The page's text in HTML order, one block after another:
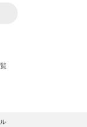
）の一覧